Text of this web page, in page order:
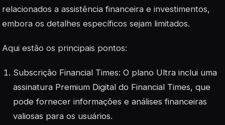
relacionados a assistência financeira e investimentos,
embora os detalhes específicos sejam limitados.
Aqui estão os principais pontos:
Subscrição Financial Times: O plano Ultra inclui uma
assinatura Premium Digital do Financial Times, que
pode fornecer informações e análises financeiras
valiosas para os usuários.